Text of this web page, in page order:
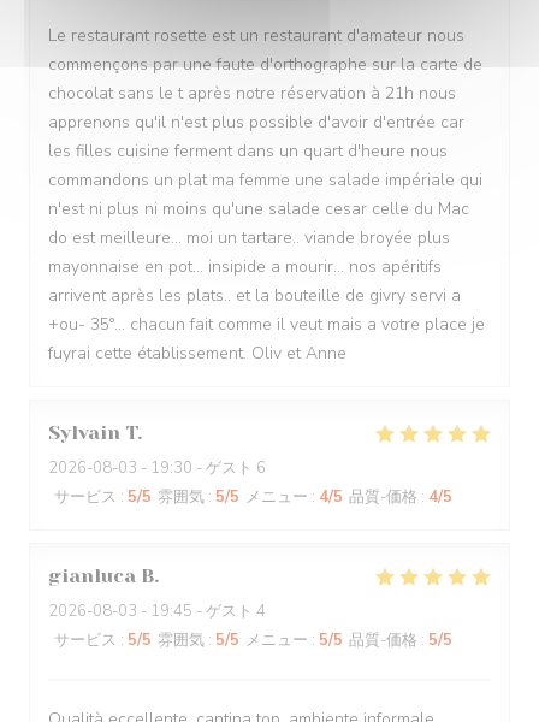
Le restaurant rosette est un restaurant d'amateur nous
commençons par une faute d'orthographe sur la carte de
chocolat sans le t après notre réservation à 21h nous
apprenons qu'il n'est plus possible d'avoir d'entrée car
les filles cuisine ferment dans un quart d'heure nous
commandons un plat ma femme une salade impériale qui
n'est ni plus ni moins qu'une salade cesar celle du Mac
do est meilleure... moi un tartare.. viande broyée plus
mayonnaise en pot... insipide a mourir... nos apéritifs
arrivent après les plats.. et la bouteille de givry servi a
+ou- 35°... chacun fait comme il veut mais a votre place je
fuyrai cette établissement. Oliv et Anne
Sylvain T
2026-08-03 - 19:30 - ゲスト 6
サービス : 5/5 雰囲気 : 5/5 メニュー : 4/5 品質-価格 : 4/5
gianluca B
2026-08-03 - 19:45 - ゲスト 4
サービス : 5/5 雰囲気 : 5/5 メニュー : 5/5 品質-価格 : 5/5